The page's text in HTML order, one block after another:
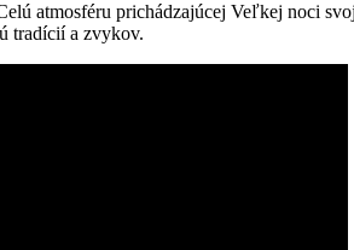
atmosféru prichádzajúcej Veľkej noci
tradícií a zvykov.